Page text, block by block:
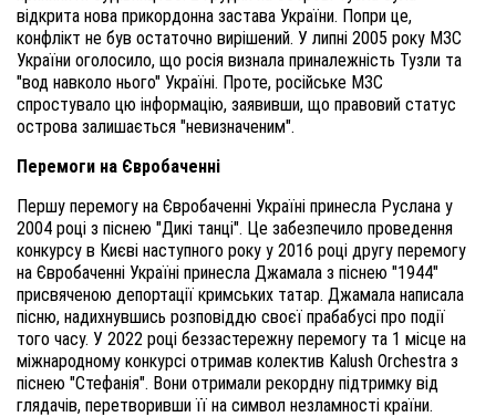
відкрита нова прикордонна застава України. Попри це,
конфлікт не був остаточно вирішений. У липні 2005 року МЗС
України оголосило, що росія визнала приналежність Тузли та
"вод навколо нього" Україні. Проте, російське МЗС
спростувало цю інформацію, заявивши, що правовий статус
острова залишається "невизначеним".
Перемоги на Євробаченні
Першу перемогу на Євробаченні Україні принесла Руслана у
2004 році з піснею "Дикі танці". Це забезпечило проведення
конкурсу в Києві наступного року у 2016 році другу перемогу
на Євробаченні Україні принесла Джамала з піснею "1944"
присвяченою депортації кримських татар. Джамала написала
пісню, надихнувшись розповіддю своєї прабабусі про події
того часу. У 2022 році беззастережну перемогу та 1 місце на
міжнародному конкурсі отримав колектив Kalush Orchestra з
піснею "Стефанія". Вони отримали рекордну підтримку від
глядачів, перетворивши її на символ незламності країни.